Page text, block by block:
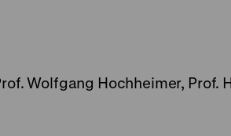
Wolfgang Hochheimer, Prof.